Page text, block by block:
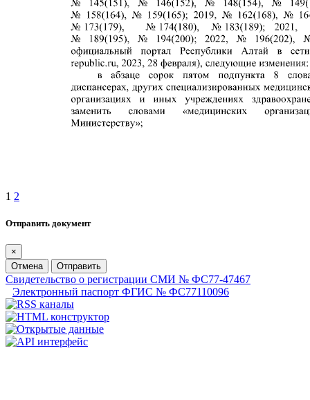
1 2
Отправить документ
×
Отмена
Отправить
Свидетельство о регистрации СМИ № ФС77-47467
Электронный паспорт ФГИС № ФС77110096